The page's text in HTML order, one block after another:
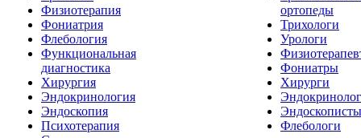
Физиотерапия
Фониатрия
Флебология
Функциональная
диагностика
Хирургия
Эндокринология
Эндоскопия
Психотерапия
ортопеды
Трихологи
Урологи
Фониатры
Хирурги
Эндоскописты
Флебологи